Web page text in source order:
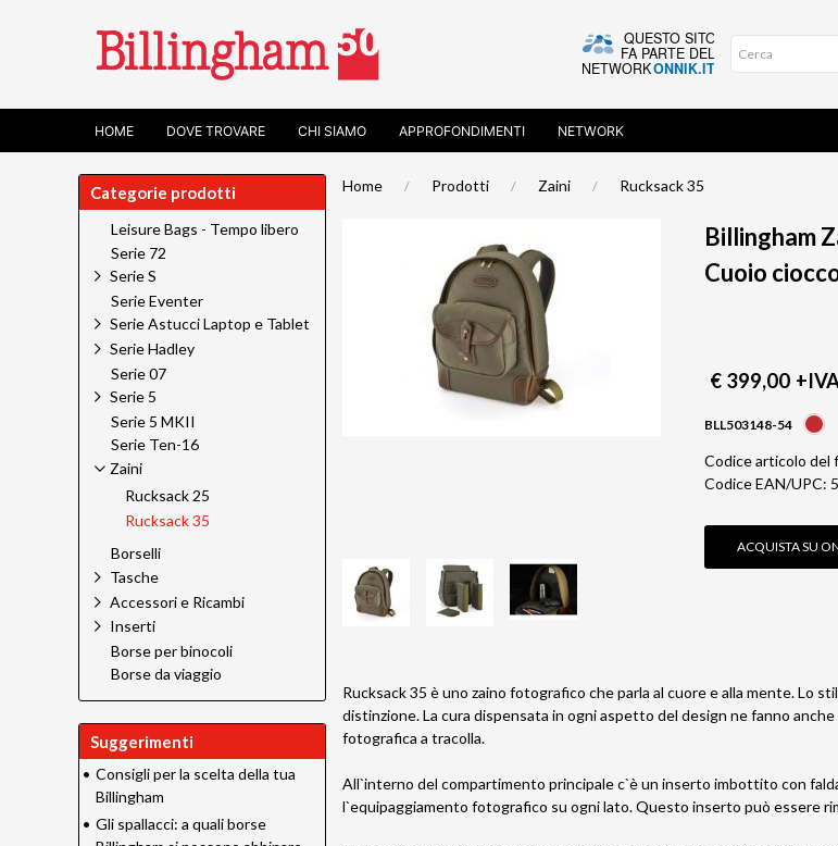
HOME DOVE TROVARE CHI SIAMO APPROFONDIMENTI NETWORK
Home Prodotti Zaini Rucksack 35
Billingham
Cuoio
€ 399,00
BLL503148-54
Codice articolo
Codice EAN/UPC:
ACQUISTA SU
Rucksack 35 è uno zaino fotografico che parla al cuore e alla mente. Lo
distinzione. La cura dispensata in ogni aspetto del design ne fanno
fotografica a tracolla.
All`interno del compartimento principale c`è un inserto imbottito con
l`equipaggiamento fotografico su ogni lato. Questo inserto può essere
Categorie prodotti
Leisure Bags - Tempo libero
Serie 72
Serie S
Serie Eventer
Serie Astucci Laptop e Tablet
Serie Hadley
Serie 07
Serie 5
Serie 5 MKII
Serie Ten-16
Zaini
Rucksack 25
Rucksack 35
Borselli
Tasche
Accessori e Ricambi
Inserti
Borse per binocoli
Borse da viaggio
Suggerimenti
• Consigli per la scelta della tua
Billingham
• Gli spallacci: a quali borse